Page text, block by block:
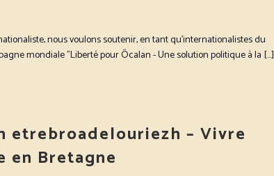
nous voulons soutenir, en tant qu'internationalistes du
mondiale "Liberté pour Öcalan - Une solution politique à la […]
etrebroadelouriezh – Vivre
en Bretagne